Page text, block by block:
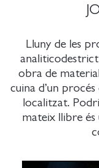
Lluny de les
obra de
cuina d’un
localitzat.
mateix llibre és